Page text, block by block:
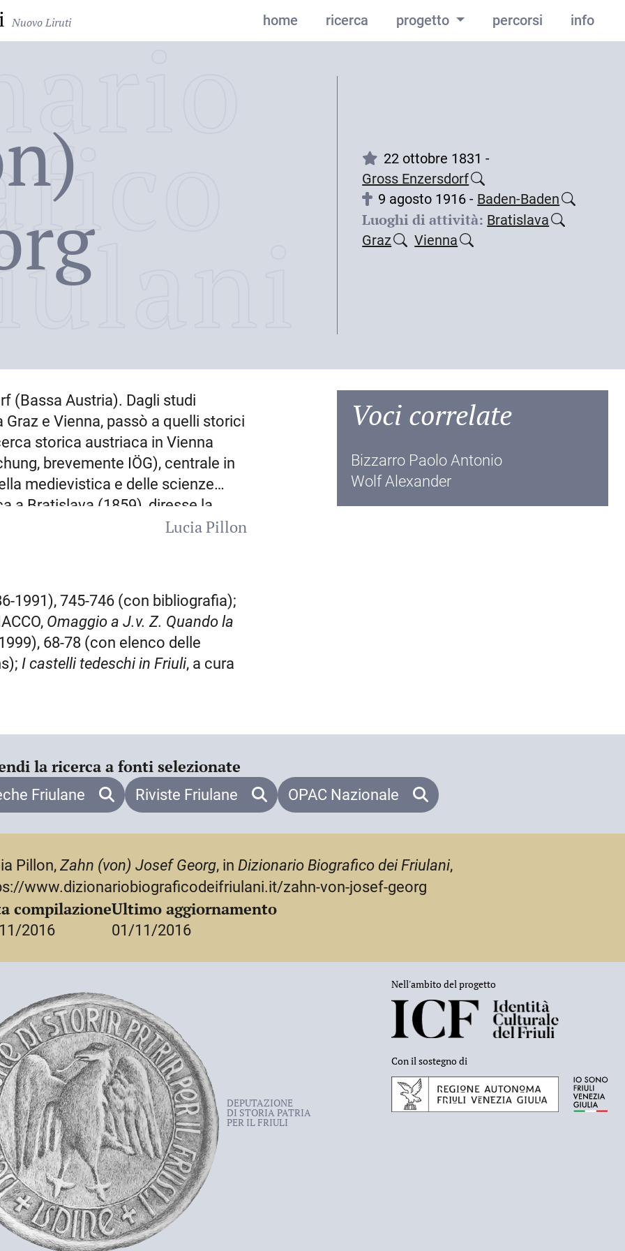
Nuovo Liruti home ricerca progetto percorsi info
22 ottobre 1831 -
Gross Enzersdorf
9 agosto 1916 - Baden-Baden
Luoghi di attività: Bratislava
Graz
Vienna
(Bassa Austria). Dagli studi
e Vienna, passò a quelli storici
storica austriaca in Vienna
brevemente IÖG), centrale in
medievistica e delle scienze
a Bratislava (1859), diresse la
(1861) e riuscì a trasformare
Componente del Comitato per il
dell’IÖG di
– della I. R. Commissione
(1875), fu nobilitato nel
i suoi lavori direttamente
Untersuchungen in Friaul und
Geschichtsquellen» da lui
Loschi (Udine, 1888);Publications
e 1882);
Die deutschen Burgen
in «Literarische Beilage der
nel 1883, tradotto da C.A. Murero
scampò alla critica di voler
Lucia Pillon
1991), 745-746 (con bibliografia);
Omaggio a J.v. Z. Quando la
68-78 (con elenco delle
I castelli tedeschi in Friuli, a cura
Voci correlate
Bizzarro Paolo Antonio
Wolf Alexander
la ricerca a fonti selezionate
Friulane Riviste Friulane OPAC Nazionale
Pillon,Zahn (von) Josef Georg, in Dizionario Biografico dei Friulani,
www.dizionariobiograficodeifriulani.it/zahn-von-josef-georg
compilazione
2016
Ultimo aggiornamento
01/11/2016
DEPUTAZIONE
DI STORIA PATRIA
PER IL FRIULI
Nell'ambito del progetto
Con il sostegno di